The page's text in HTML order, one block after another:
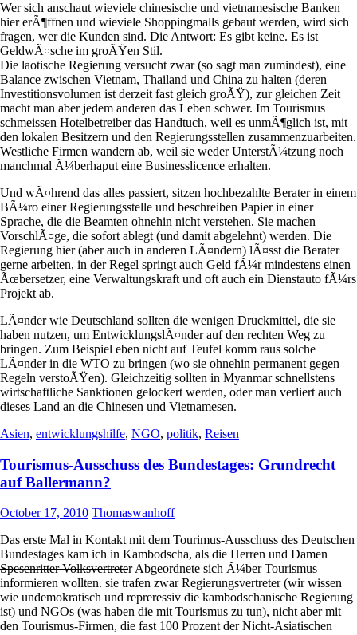
Wer sich anschaut wieviele chinesische und vietnamesische Banken
hier erÃ¶ffnen und wieviele Shoppingmalls gebaut werden, wird sich
fragen, wer die Kunden sind. Die Antwort: Es gibt keine. Es ist
GeldwÃ¤sche im groÃŸen Stil.
Die laotische Regierung versucht zwar (so sagt man zumindest), eine
Balance zwischen Vietnam, Thailand und China zu halten (deren
Investitionsvolumen ist derzeit fast gleich groÃŸ), zur gleichen Zeit
macht man aber jedem anderen das Leben schwer. Im Tourismus
schmeissen Hotelbetreiber das Handtuch, weil es unmÃ¶glich ist, mit
den lokalen Besitzern und den Regierungsstellen zusammenzuarbeiten.
Westliche Firmen wandern ab, weil sie weder UnterstÃ¼tzung noch
manchmal Ã¼berhaput eine Businesslicence erhalten.
Und wÃ¤hrend das alles passiert, sitzen hochbezahlte Berater in einem
BÃ¼ro einer Regierungsstelle und beschreiben Papier in einer
Sprache, die die Beamten ohnehin nicht verstehen. Sie machen
VorschlÃ¤ge, die sofort ablegt (und damit abgelehnt) werden. Die
Regierung hier (aber auch in anderen LÃ¤ndern) lÃ¤sst die Berater
gerne arbeiten, in der Regel springt auch Geld fÃ¼r mindestens einen
Ãœbersetzer, eine Verwaltungskraft und oft auch ein Dienstauto fÃ¼rs
Projekt ab.
LÃ¤nder wie Deutschland sollten die wenigen Druckmittel, die sie
haben nutzen, um EntwicklungslÃ¤nder auf den rechten Weg zu
bringen. Zum Beispiel eben nicht auf Teufel komm raus solche
LÃ¤nder in die WTO zu bringen (wo sie ohnehin permanent gegen
Regeln verstoÃŸen). Gleichzeitig sollten in Myanmar schnellstens
wirtschaftliche Sanktionen gelockert werden, oder man verliert auch
dieses Land an die Chinesen und Vietnamesen.
Asien, entwicklungshilfe, NGO, politik, Reisen
Tourismus-Ausschuss des Bundestages: Grundrecht
auf Ballermann?
October 17, 2010 Thomaswanhoff
Das erste Mal in Kontakt mit dem Tourimus-Ausschuss des Deutschen
Bundestages kam ich in Kambodscha, als die Herren und Damen
Spesenritter Volksvertreter Abgeordnete sich Ã¼ber Tourismus
informieren wollten. sie trafen zwar Regierungsvertreter (wir wissen
wie undemokratisch und repreressiv die kambodschanische Regierung
ist) und NGOs (was haben die mit Tourismus zu tun), nicht aber mit
den Tourismus-Firmen, die fast 100 Prozent der Nicht-Asiatischen